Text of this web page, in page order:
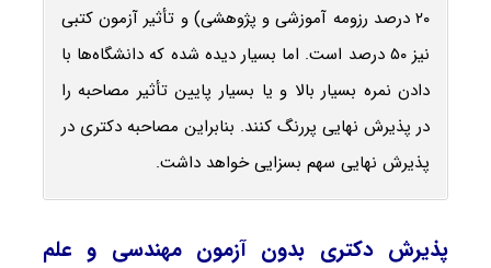
۲۰ درصد رزومه آموزشی و پژوهشی) و تأثیر آزمون کتبی
نیز ۵۰ درصد است. اما بسیار دیده شده که دانشگاه‌ها با
دادن نمره بسیار بالا و یا بسیار پایین تأثیر مصاحبه را
در پذیرش نهایی پررنگ کنند. بنابراین مصاحبه دکتری در
پذیرش نهایی سهم بسزایی خواهد داشت.
پذیرش دکتری بدون آزمون مهندسی و علم